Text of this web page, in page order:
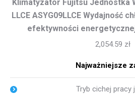
Klimatyzator Fujitsu Jednostka
LLCE ASYG09LLCE Wydajność
efektywności
2,054.59 zł
Najważniejsze
Tryb cichej pracy